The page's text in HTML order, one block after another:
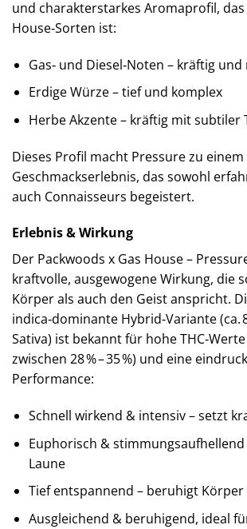
und charakterstarkes Aromaprofil,
House‑Sorten ist:
Gas‑ und Diesel‑Noten – kräftig
Erdige Würze – tief und komplex
Herbe Akzente – kräftig mit subtiler
Dieses Profil macht Pressure zu
Geschmackserlebnis, das sowohl
auch Connaisseurs begeistert.
Erlebnis & Wirkung
Der Packwoods x Gas House –
kraftvolle, ausgewogene Wirkung, die
Körper als auch den Geist anspricht.
indica‑dominante Hybrid‑Variante (ca.
Sativa) ist bekannt für hohe
zwischen 28 % – 35 %) und eine
Performance:
Schnell wirkend & intensiv – setzt
Euphorisch &
Laune
Tief entspannend – beruhigt
Ausgleichend & beruhigend, ideal